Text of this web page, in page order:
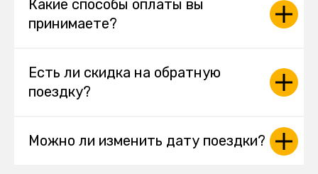
Какие способы оплаты вы
принимаете?
Есть ли скидка на обратную
поездку?
Можно ли изменить дату поездки?